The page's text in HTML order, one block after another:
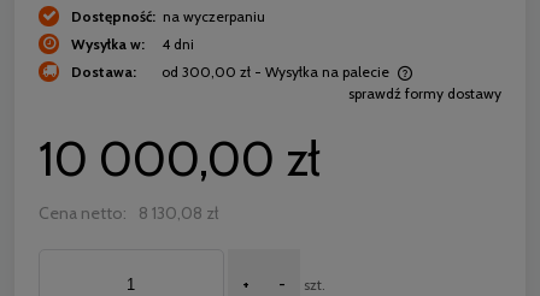
Dostępność: na wyczerpaniu
Wysyłka w:
4 dni
Dostawa:
od 300,00 zł - Wysyłka na palecie
Cena nie zawiera ewentualnych kosztów płatnościsprawdź formy dostawy
10 000,00 zł
Cena netto: 8 130,08 zł
+ - szt.